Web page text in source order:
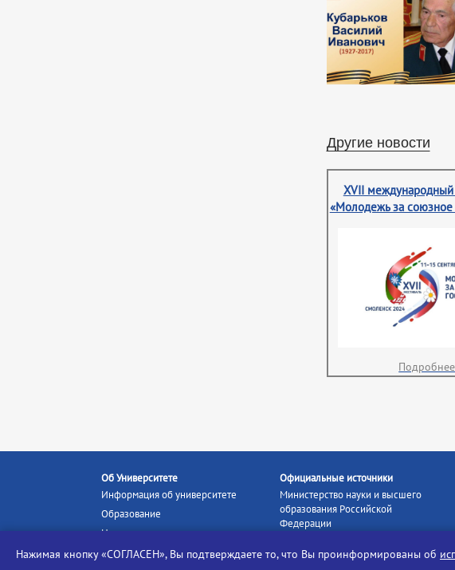
Другие новости
XVII международный
«Молодежь за союзное
Подробнее
Об Университете
Информация об университете
Образование
Наука и инновации
Абитуриенту
Официальные источники
Министерство науки и высшего
образования Российской
Федерации
Портал «Российское
Нажимая кнопку «СОГЛАСЕН», Вы подтверждаете то, что Вы проинформированы об